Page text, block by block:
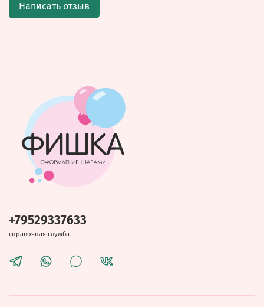
Написать отзыв
+79529337633
справочная служба